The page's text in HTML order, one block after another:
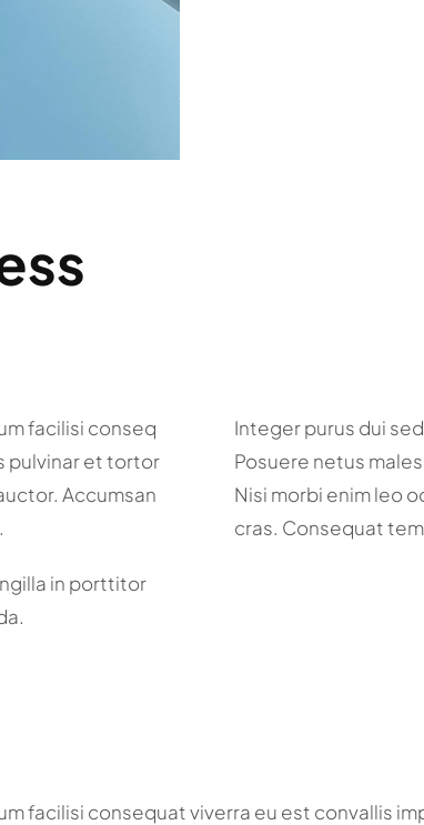
facilisi conseq
pulvinar et tortor
Accumsan
in porttitor
Integer purus dui
Posuere netus
Nisi morbi enim leo
cras. Consequat
facilisi consequat viverra eu est convallis